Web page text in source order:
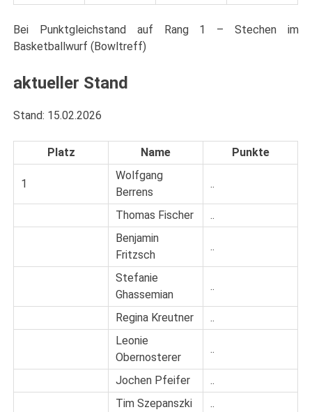
Bei Punktgleichstand auf Rang 1 – Stechen im
Basketballwurf (Bowltreff)
aktueller Stand
Stand: 15.02.2026
Platz Name Punkte
1
Wolfgang
Berrens
..
Thomas Fischer
..
Benjamin
Fritzsch
..
Stefanie
Ghassemian
..
Regina Kreutner
..
Leonie
Obernosterer
..
Jochen Pfeifer
..
Tim Szepanszki
..